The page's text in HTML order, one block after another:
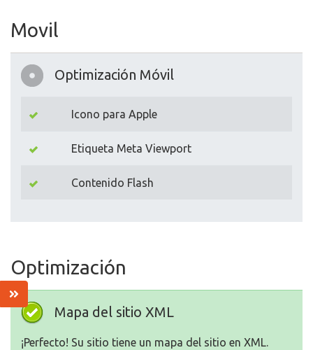
Movil
Optimización Móvil
Icono para Apple
Etiqueta Meta Viewport
Contenido Flash
Optimización
Mapa del sitio XML
¡Perfecto! Su sitio tiene un mapa del sitio en XML.